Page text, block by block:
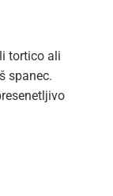
tortico ali
spanec.